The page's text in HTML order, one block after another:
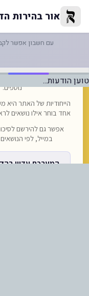
אלו אור בהירות
עם חשבון אפשר
טוען הודעות...